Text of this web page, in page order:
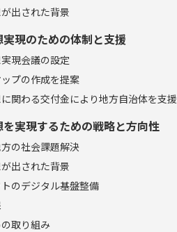
出された背景
現のための体制と支援
現会議の設定
プの作成を提案
関わる交付金により地方自治体を支援
実現するための戦略と方向性
の社会課題解決
出された背景
のデジタル基盤整備
取り組み